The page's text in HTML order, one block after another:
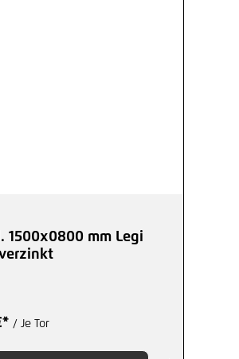
1500x0800 mm Legi
/ Je Tor